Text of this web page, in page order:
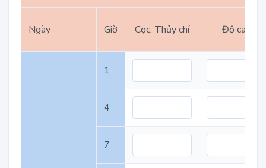
Ngày Giờ Cọc, Thủy chí Độ cao
1
4
7